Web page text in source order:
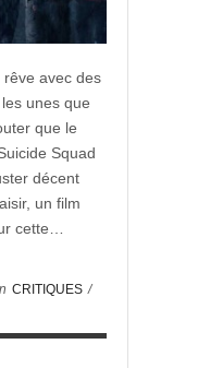
avec des
unes que
que le
Squad
décent
un film
cette…
CRITIQUES /